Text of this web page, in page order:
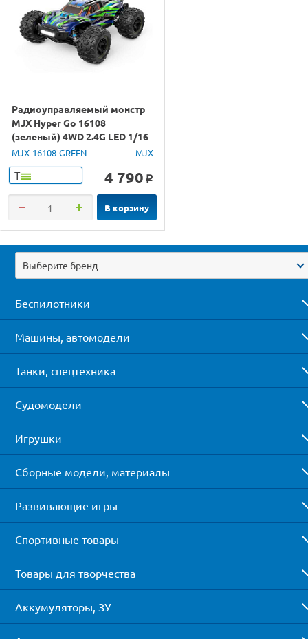
Радиоуправляемый монстр
MJX Hyper Go 16108
(зеленый) 4WD 2.4G LED 1/16
RTR
MJX-16108-GREEN MJX
Т 4 790 o
В корзину
Выберите бренд
Беспилотники
Машины, автомодели
Танки, спецтехника
Судомодели
Игрушки
Сборные модели, материалы
Развивающие игры
Спортивные товары
Товары для творчества
Аккумуляторы, ЗУ